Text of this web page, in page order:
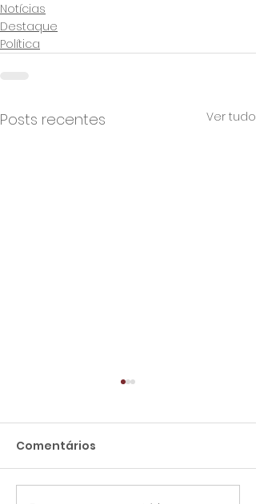
Notícias
Destaque
Política
Posts recentes Ver tudo
Comentários